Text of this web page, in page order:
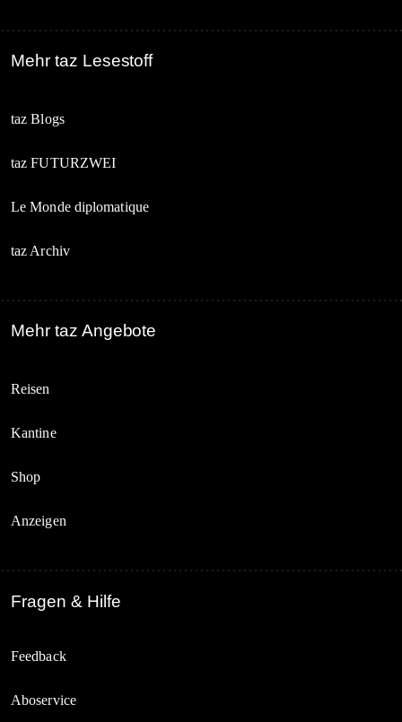
Mehr taz Lesestoff
taz Blogs
taz FUTURZWEI
Le Monde diplomatique
taz Archiv
Mehr taz Angebote
Reisen
Kantine
Shop
Anzeigen
Fragen & Hilfe
Feedback
Aboservice